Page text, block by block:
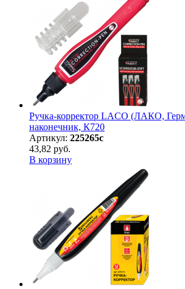
Ручка-корректор LACO (ЛАКО,
наконечник, К720
Артикул: 225265с
43,82 руб.
В корзину